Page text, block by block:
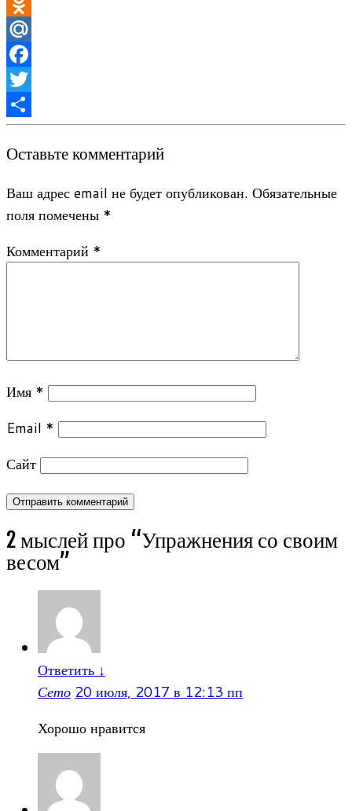
Odnoklassniki
Mail.Ru
Facebook
Twitter
Отправить
Оставьте комментарий
Ваш адрес email не будет опубликован. Обязательные
поля помечены *
Комментарий *
Имя *
Email *
Сайт
2 мыслей про “Упражнения со своим
весом”
Ответить ↓
Сето 20 июля, 2017 в 12:13 пп
Хорошо нравится